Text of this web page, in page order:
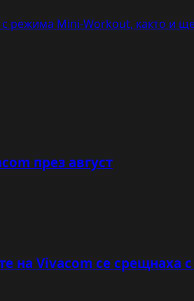
с режима Mini-Workout, както и
през август
на Vivacom се срещнаха